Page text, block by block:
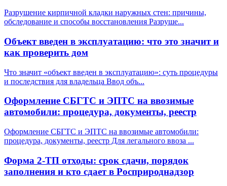
Разрушение кирпичной кладки наружных стен: причины,
обследование и способы восстановления Разруше...
Объект введен в эксплуатацию: что это значит и
как проверить дом
Что значит «объект введен в эксплуатацию»: суть процедуры
и последствия для владельца Ввод объ...
Оформление СБГТС и ЭПТС на ввозимые
автомобили: процедура, документы, реестр
Оформление СБГТС и ЭПТС на ввозимые автомобили:
процедура, документы, реестр Для легального ввоза ...
Форма 2-ТП отходы: срок сдачи, порядок
заполнения и кто сдает в Росприроднадзор